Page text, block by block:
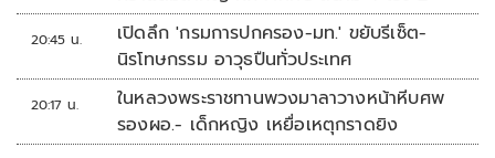
20:45 น.
เปิดลึก 'กรมการปกครอง-มท.' ขยับรีเซ็ต-
นิรโทษกรรม อาวุธปืนทั่วประเทศ
20:17 น.
ในหลวงพระราชทานพวงมาลาวางหน้าหีบศพ
รองผอ.- เด็กหญิง เหยื่อเหตุกราดยิง